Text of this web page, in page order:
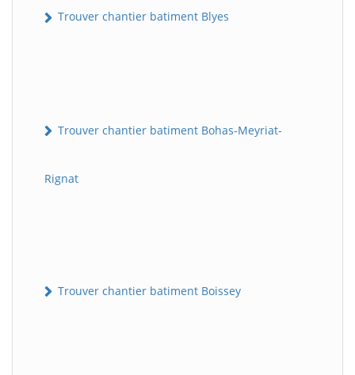
Trouver chantier batiment Blyes
Trouver chantier batiment Bohas-Meyriat-
Rignat
Trouver chantier batiment Boissey